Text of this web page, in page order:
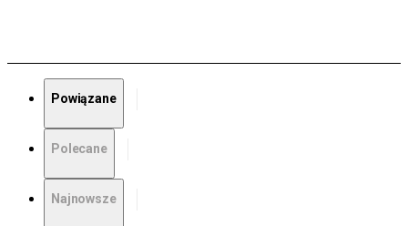
Powiązane
Polecane
Najnowsze